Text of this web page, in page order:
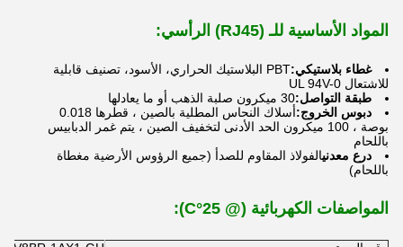
المواد الأساسية للـ (RJ45) الرأسي:
غطاء بلاستيكي:
PBT البلاستيك الحراري، الأسود، تصنيف قابلية
للاشتعال UL 94V-0
طبقة التواصل:30 ميكرون صلبة الذهب أو ما يعادلها
دبوس الخروج:
أسلاك النحاس المطلية بالصين ، قطرها 0.018
بوصة ، 100 ميكرون الحد الأدنى لتخفيف الصين ، يتم غمر الدبابيس
باللحام
درع معدنيالفولاذ المقاوم للصدأ (جميع الرؤوس الأرضية مغطاة
باللحام)
المواصفات الكهربائية (@ 25°C):